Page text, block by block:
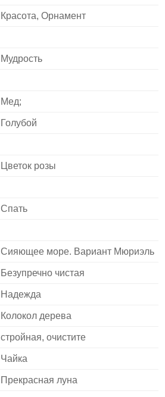
Красота, Орнамент
Мудрость
Мед;
Голубой
Цветок розы
Спать
Сияющее море. Вариант Мюриэль
Безупречно чистая
Надежда
Колокол дерева
стройная, очистите
Чайка
Прекрасная луна